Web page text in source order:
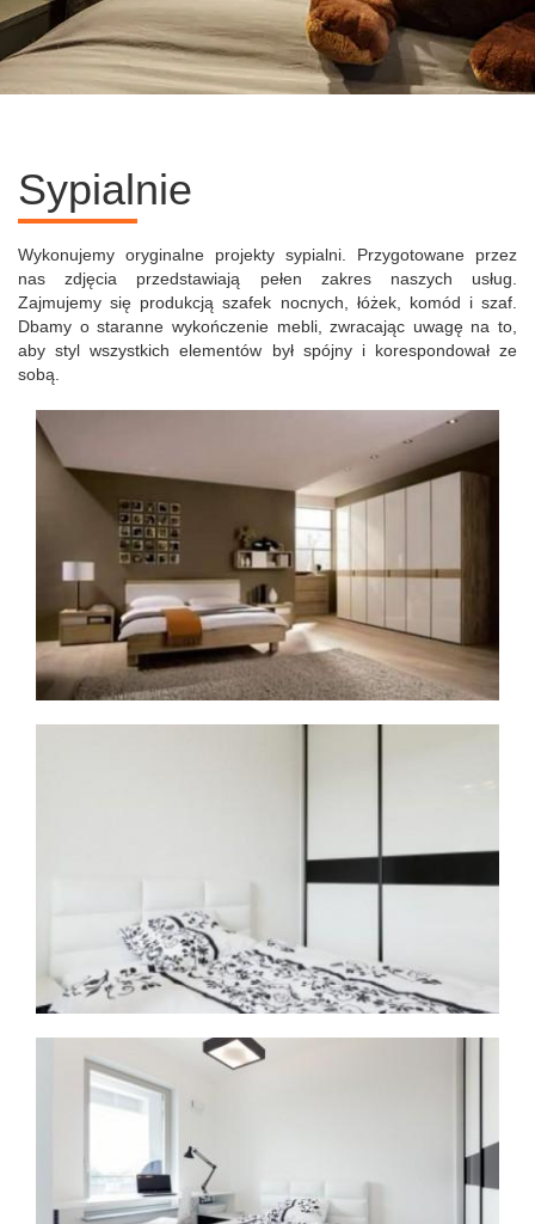
Sypialnie
Wykonujemy oryginalne projekty sypialni. Przygotowane przez
nas zdjęcia przedstawiają pełen zakres naszych usług.
Zajmujemy się produkcją szafek nocnych, łóżek, komód i szaf.
Dbamy o staranne wykończenie mebli, zwracając uwagę na to,
aby styl wszystkich elementów był spójny i korespondował ze
sobą.